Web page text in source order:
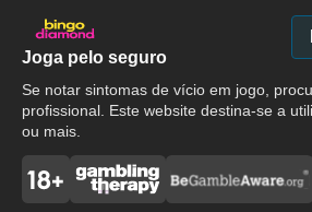
Joga pelo seguro
Se notar sintomas de vício em jogo,
profissional. Este website destina-se a
ou mais.